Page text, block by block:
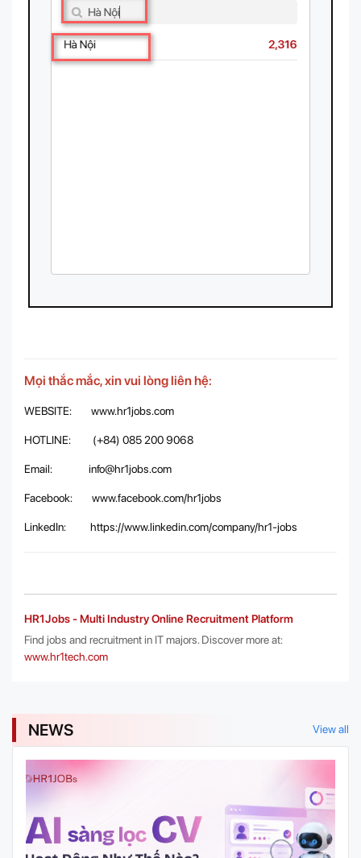
Mọi thắc mắc, xin vui lòng liên hệ:
WEBSITE: www.hr1jobs.com
HOTLINE: (+84) 085 200 9068
Email: info@hr1jobs.com
Facebook: www.facebook.com/hr1jobs
LinkedIn: https://www.linkedin.com/company/hr1-jobs
HR1Jobs - Multi Industry Online Recruitment Platform
Find jobs and recruitment in IT majors. Discover more at:
www.hr1tech.com
NEWS View all